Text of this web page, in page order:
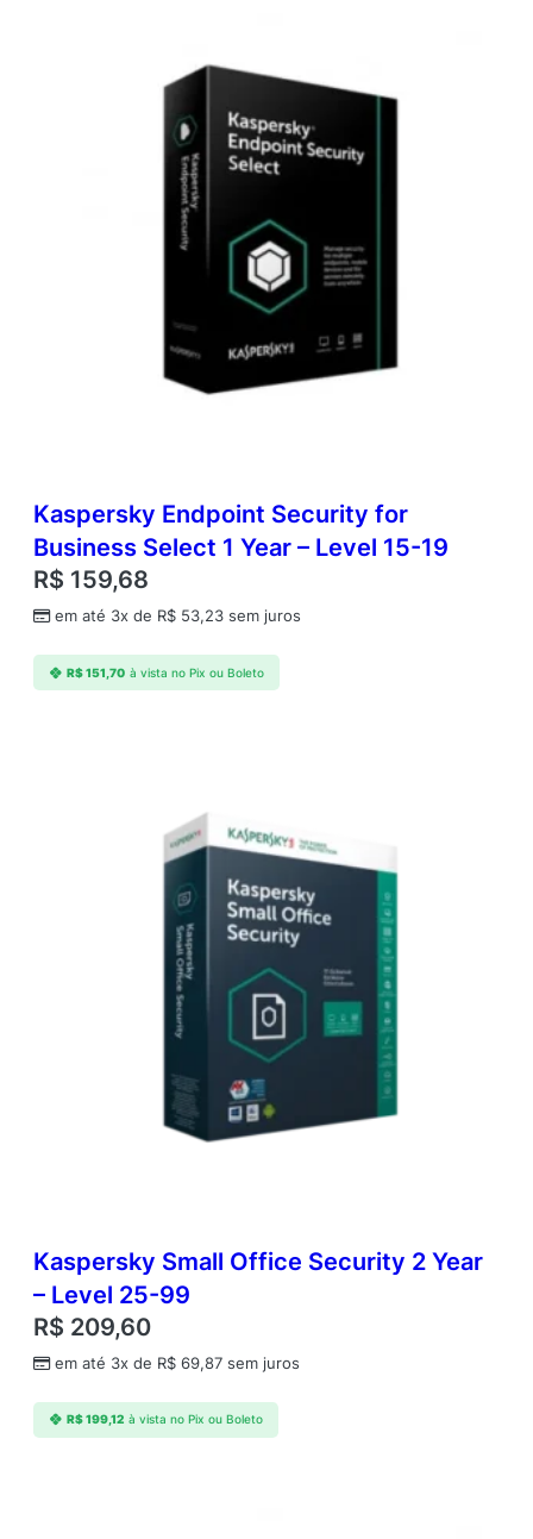
Kaspersky Endpoint Security for
Business Select 1 Year – Level 15-19
R$ 159,68
em até 3x de R$ 53,23 sem juros
R$151,70 à vista no Pix ou Boleto
Kaspersky Small Office Security 2 Year
– Level 25-99
R$ 209,60
em até 3x de R$ 69,87 sem juros
R$199,12 à vista no Pix ou Boleto